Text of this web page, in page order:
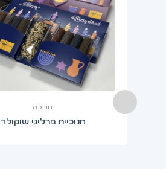
חנוכה
חנוכיית פרליני שוקולד